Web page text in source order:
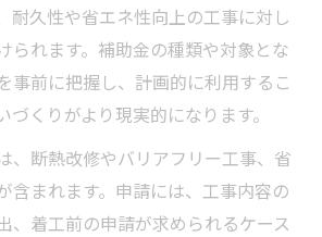
耐久性や省エネ性向上の工事に対し
られます。補助金の種類や対象とな
事前に把握し、計画的に利用するこ
づくりがより現実的になります。
、断熱改修やバリアフリー工事、省
含まれます。申請には、工事内容の
、着工前の申請が求められるケース